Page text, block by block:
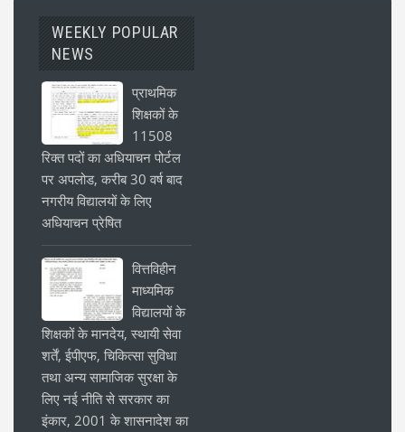
WEEKLY POPULAR
NEWS
प्राथमिक
शिक्षकों के
11508
रिक्त पदों का अधियाचन पोर्टल
पर अपलोड, करीब 30 वर्ष बाद
नगरीय विद्यालयों के लिए
अधियाचन प्रेषित
वित्तविहीन
माध्यमिक
विद्यालयों के
शिक्षकों के मानदेय, स्थायी सेवा
शर्तें, ईपीएफ, चिकित्सा सुविधा
तथा अन्य सामाजिक सुरक्षा के
लिए नई नीति से सरकार का
इंकार, 2001 के शासनादेश का